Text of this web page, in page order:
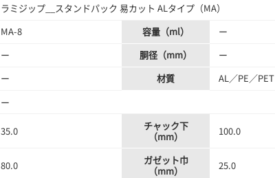
ラミジップ__スタンドパック 易カット ALタイプ（MA）
MA-8 容量（ml）
ー
ー 胴径（mm）
ー
ー 材質
AL／PE／PET
ー
35.0
チャック下
（mm）
100.0
80.0
ガゼット巾
（mm）
25.0